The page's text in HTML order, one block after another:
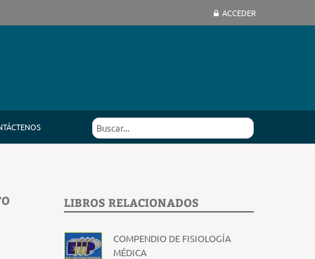
ACCEDER
LIBROS RELACIONADOS
COMPENDIO DE FISIOLOGÍA
MÉDICA